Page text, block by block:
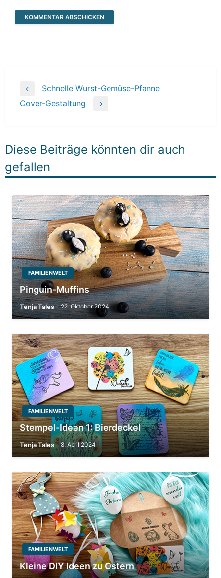
Beitragsnavigation
Previous
Post
Schnelle Wurst-Gemüse-Pfanne
Next
Cover-Gestaltung
Diese Beiträge könnten dir auch
gefallen
FAMILIENWELT
Pinguin-Muffins
Tenja Tales 22. Oktober 2024
FAMILIENWELT
Stempel-Ideen 1: Bierdeckel
Tenja Tales 8. April 2024
FAMILIENWELT
Kleine DIY Ideen zu Ostern